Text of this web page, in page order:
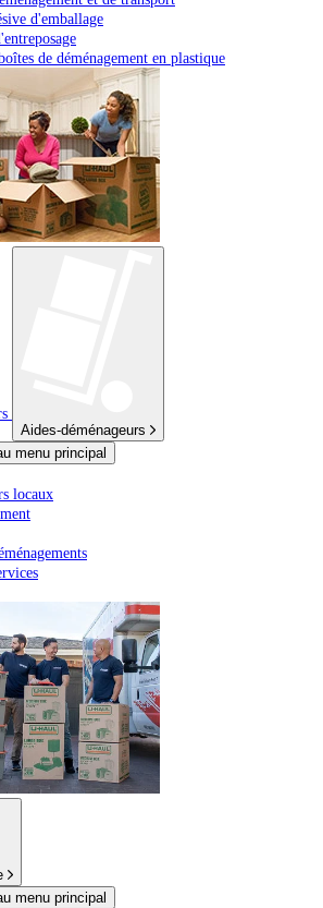
d'emballage
de déménagement en plastique
Aides-déménageurs
menu principal
locaux
menu principal